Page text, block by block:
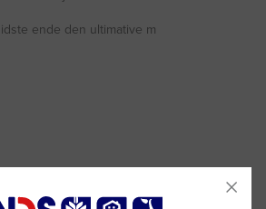
ende den ultimative m